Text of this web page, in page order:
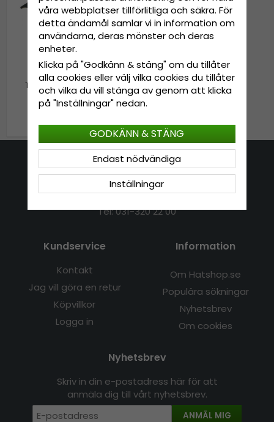
Keps - Capslab Looney
Tunes Daffy Duck (svart)
Kontakta oss
E-mail: info@hatshop.se
Tel: 031-320 22 00
Kundservice
Kontakt
Jag vill göra en retur
Köpvillkor
Logga in
Information
Om Hatshop.se
Populära sökningar
Nyhetsbrev
Om cookies
Nyhetsbrev
Skriv in din e-postadress här för att
anmäla dig till vårt nyhetsbrev.
ANMÄL MIG
våra webbplatser tillförlitliga och säkra. För
detta ändamål samlar vi in information om
användarna, deras mönster och deras
enheter.
Klicka på "Godkänn & stäng" om du tillåter
alla cookies eller välj vilka cookies du tillåter
och vilka du vill stänga av genom att klicka
på "Inställningar" nedan.
Inställningar
Endast nödvändiga
GODKÄNN & STÄNG